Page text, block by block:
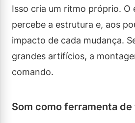
Isso cria um ritmo próprio. O
percebe a estrutura e, aos
impacto de cada mudança.
grandes artifícios, a
comando.
Som como ferramenta de